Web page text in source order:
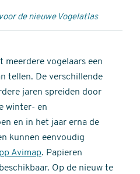
de nieuwe Vogelatlas
vogelaars een
tellen. De verschillende
jaren spreiden door
winter- en
en in het jaar erna de
kunnen eenvoudig
Avimap. Papieren
Op de nieuw te